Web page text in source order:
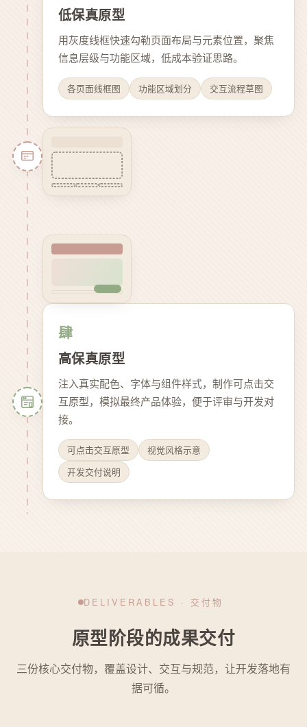
低保真原型
用灰度线框快速勾勒页面布局与元素位置，聚焦
信息层级与功能区域，低成本验证思路。
各页面线框图 功能区域划分 交互流程草图
肆
高保真原型
注入真实配色、字体与组件样式，制作可点击交
互原型，模拟最终产品体验，便于评审与开发对
接。
可点击交互原型
视觉风格示意
开发交付说明
DELIVERABLES · 交付物
原型阶段的成果交付
三份核心交付物，覆盖设计、交互与规范，让开发落地有
据可循。